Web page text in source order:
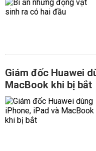
Giám đốc Huawei
MacBook khi bị bắt